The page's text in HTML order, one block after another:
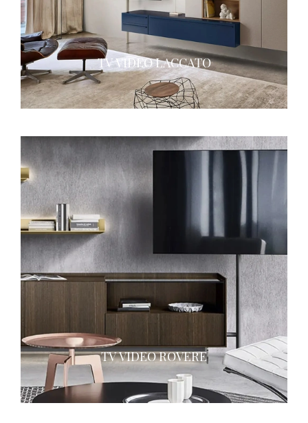
TV VIDEO LACCATO
TV VIDEO ROVERE